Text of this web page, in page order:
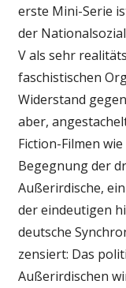
erste Mini-Serie
der
V als sehr
faschistischen
Widerstand
aber,
Fiction-Filmen
Begegnung der
Außerirdische,
der eindeutigen
deutsche
zensiert: Das
Außerirdischen